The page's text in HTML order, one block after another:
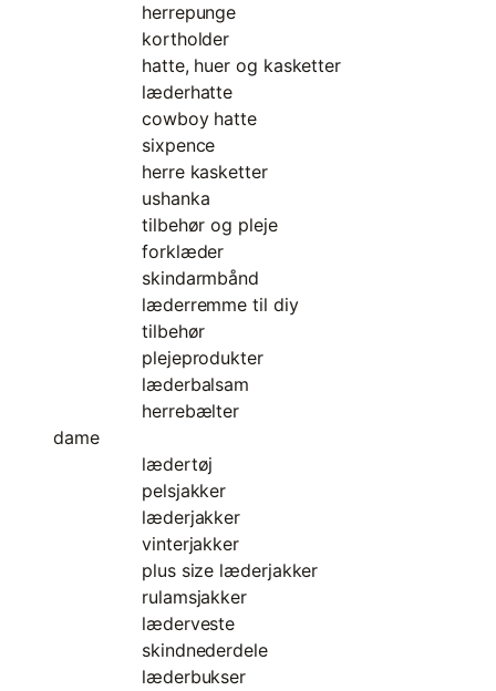
herrepunge
kortholder
hatte, huer og kasketter
læderhatte
cowboy hatte
sixpence
herre kasketter
ushanka
tilbehør og pleje
forklæder
skindarmbånd
læderremme til diy
tilbehør
plejeprodukter
læderbalsam
herrebælter
dame
lædertøj
pelsjakker
læderjakker
vinterjakker
plus size læderjakker
rulamsjakker
læderveste
skindnederdele
læderbukser